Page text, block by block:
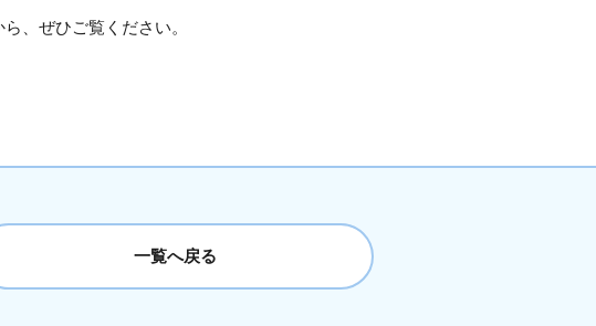
、ぜひご覧ください。
一覧へ戻る